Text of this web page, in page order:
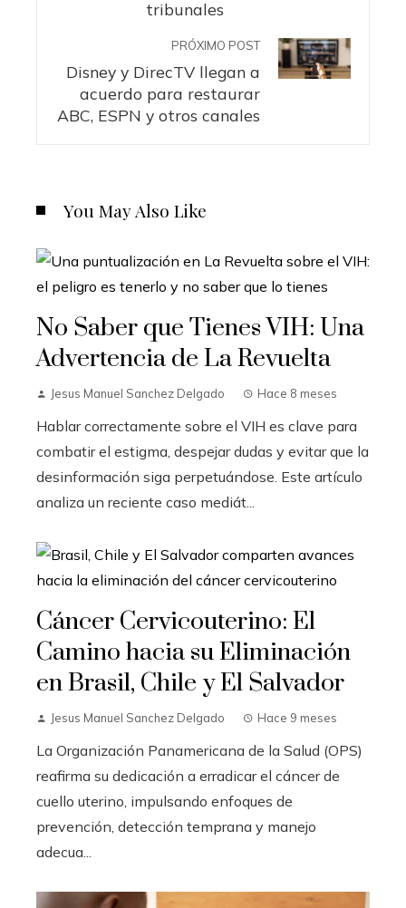
tribunales
PRÓXIMO POST
Disney y DirecTV llegan a
acuerdo para restaurar
ABC, ESPN y otros canales
You May Also Like
No Saber que Tienes VIH: Una
Advertencia de La Revuelta
Jesus Manuel Sanchez Delgado Hace 8 meses
Hablar correctamente sobre el VIH es clave para
combatir el estigma, despejar dudas y evitar que la
desinformación siga perpetuándose. Este artículo
analiza un reciente caso mediát...
Cáncer Cervicouterino: El
Camino hacia su Eliminación
en Brasil, Chile y El Salvador
Jesus Manuel Sanchez Delgado Hace 9 meses
La Organización Panamericana de la Salud (OPS)
reafirma su dedicación a erradicar el cáncer de
cuello uterino, impulsando enfoques de
prevención, detección temprana y manejo
adecua...